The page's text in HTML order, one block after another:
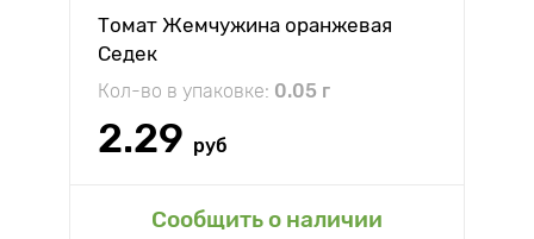
Томат Жемчужина оранжевая
Седек
Кол-во в упаковке: 0.05 г
2.29 руб
Сообщить о наличии